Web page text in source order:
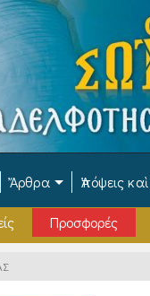
Ἄρθρα Ἀπόψεις
Προσφορές